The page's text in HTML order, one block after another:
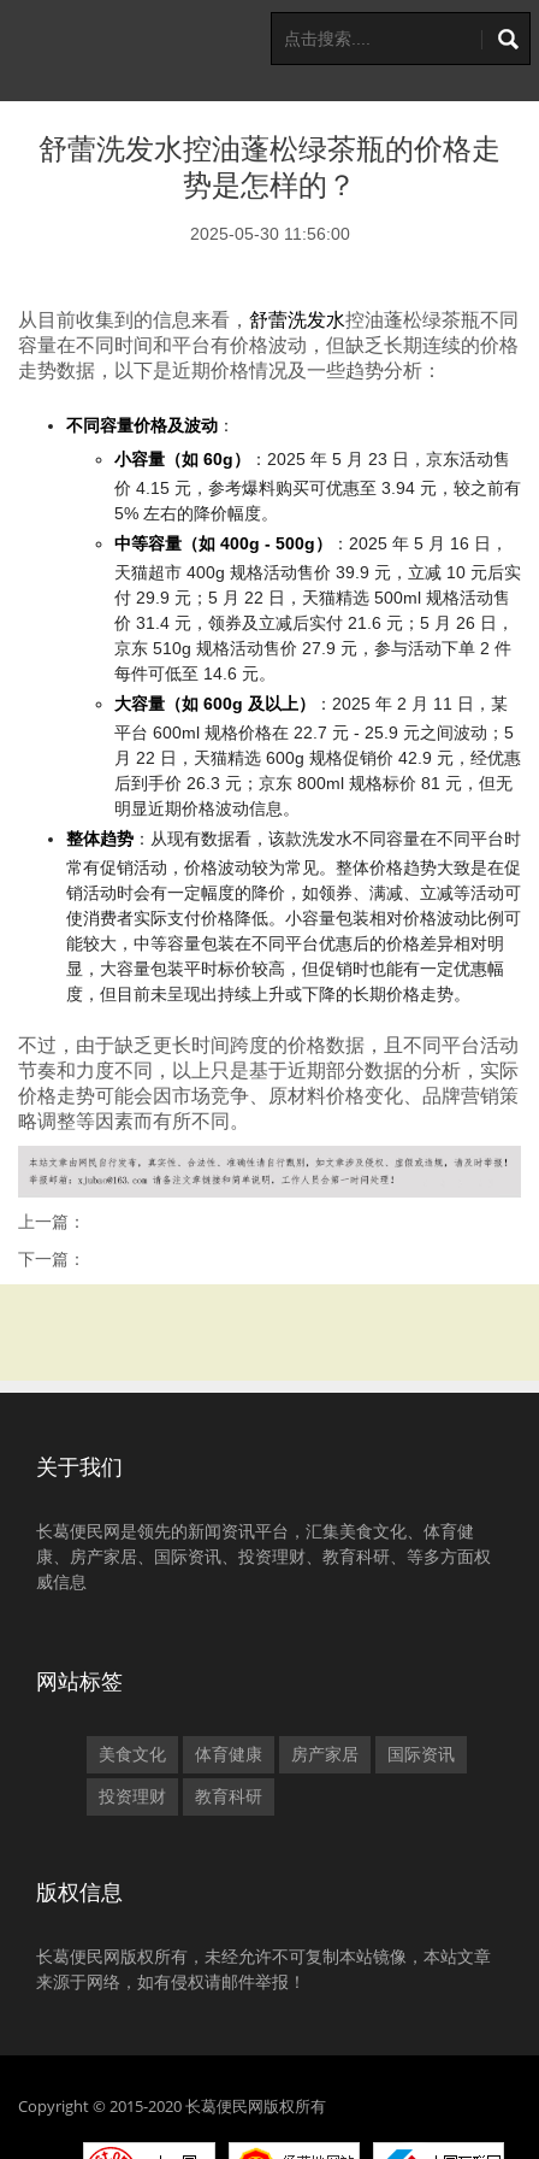
舒蕾洗发水控油蓬松绿茶瓶的价格走
势是怎样的？
2025-05-30 11:56:00
从目前收集到的信息来看， 舒蕾洗发水控油蓬松绿茶瓶不同
容量在不同时间和平台有价格波动，但缺乏长期连续的价格
走势数据，以下是近期价格情况及一些趋势分析：
不同容量价格及波动 ：
小容量（如 60g）
：2025 年 5 月 23 日，京东活动售
价 4.15 元，参考爆料购买可优惠至 3.94 元，较之前有
5% 左右的降价幅度。
中等容量（如 400g - 500g）
：2025 年 5 月 16 日，
天猫超市 400g 规格活动售价 39.9 元，立减 10 元后实
付 29.9 元；5 月 22 日，天猫精选 500ml 规格活动售
价 31.4 元，领券及立减后实付 21.6 元；5 月 26 日，
京东 510g 规格活动售价 27.9 元，参与活动下单 2 件
每件可低至 14.6 元。
大容量（如 600g 及以上）
：2025 年 2 月 11 日，某
平台 600ml 规格价格在 22.7 元 - 25.9 元之间波动；5
月 22 日，天猫精选 600g 规格促销价 42.9 元，经优惠
后到手价 26.3 元；京东 800ml 规格标价 81 元，但无
明显近期价格波动信息。
整体趋势 ：从现有数据看，该款洗发水不同容量在不同平台时
常有促销活动，价格波动较为常见。整体价格趋势大致是在促
销活动时会有一定幅度的降价，如领券、满减、立减等活动可
使消费者实际支付价格降低。小容量包装相对价格波动比例可
能较大，中等容量包装在不同平台优惠后的价格差异相对明
显，大容量包装平时标价较高，但促销时也能有一定优惠幅
度，但目前未呈现出持续上升或下降的长期价格走势。
不过，由于缺乏更长时间跨度的价格数据，且不同平台活动
节奏和力度不同，以上只是基于近期部分数据的分析，实际
价格走势可能会因市场竞争、原材料价格变化、品牌营销策
略调整等因素而有所不同。
上一篇：
下一篇：
关于我们
长葛便民网是领先的新闻资讯平台，汇集美食文化、体育健
康、房产家居、国际资讯、投资理财、教育科研、等多方面权
威信息
网站标签
美食文化 体育健康 房产家居 国际资讯
投资理财 教育科研
版权信息
长葛便民网版权所有，未经允许不可复制本站镜像，本站文章
来源于网络，如有侵权请邮件举报！
Copyright © 2015-2020 长葛便民网版权所有